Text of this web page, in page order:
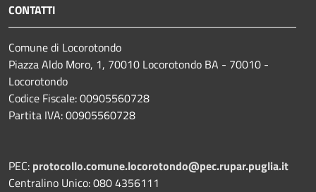
CONTATTI
Comune di Locorotondo
Piazza Aldo Moro, 1, 70010 Locorotondo BA - 70010 -
Locorotondo
Codice Fiscale: 00905560728
Partita IVA: 00905560728
PEC: protocollo.comune.locorotondo@pec.rupar.puglia.it
Centralino Unico: 080 4356111